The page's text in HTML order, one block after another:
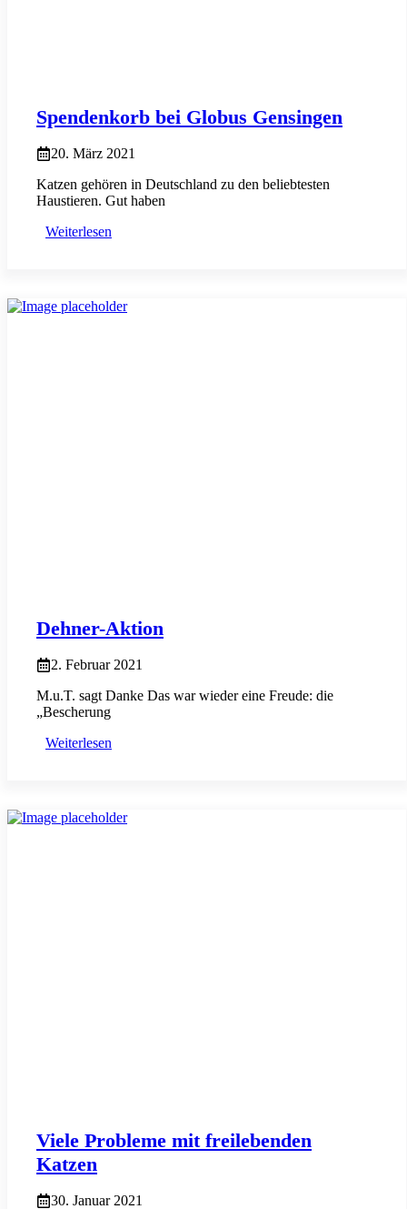
Spendenkorb bei Globus Gensingen
20. März 2021
Katzen gehören in Deutschland zu den beliebtesten
Haustieren. Gut haben
Weiterlesen
Dehner-Aktion
2. Februar 2021
M.u.T. sagt Danke Das war wieder eine Freude: die
„Bescherung
Weiterlesen
Viele Probleme mit freilebenden
Katzen
30. Januar 2021